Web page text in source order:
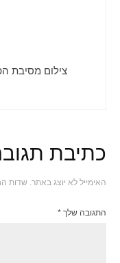
צילום מסיבת
כתיבת
האימייל לא יוצג באתר. שדות
התגובה שלך *